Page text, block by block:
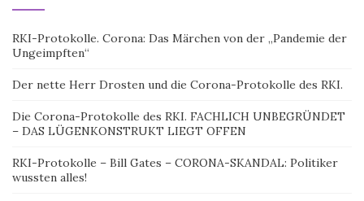
RKI-Protokolle. Corona: Das Märchen von der „Pandemie der
Ungeimpften“
Der nette Herr Drosten und die Corona-Protokolle des RKI.
Die Corona-Protokolle des RKI. FACHLICH UNBEGRÜNDET
– DAS LÜGENKONSTRUKT LIEGT OFFEN
RKI-Protokolle – Bill Gates – CORONA-SKANDAL: Politiker
wussten alles!